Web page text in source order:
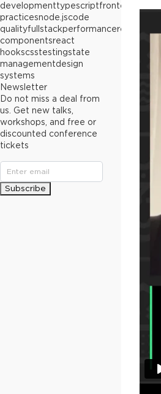
developmenttypescriptfrontend
practicesnode.jscode
qualityfullstackperformancereact
componentsreact
hookscsstestingstate
managementdesign
systems
Newsletter
Do not miss a deal from
us. Get new talks,
workshops, and free or
discounted conference
tickets
Subscribe